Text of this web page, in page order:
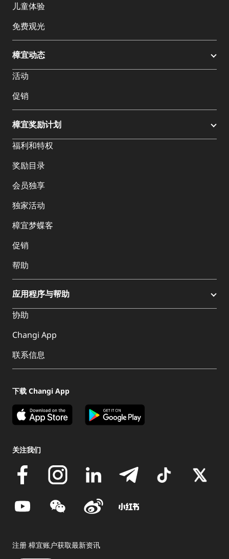
儿童体验
免费观光
樟宜动态
活动
促销
樟宜奖励计划
福利和特权
奖励目录
会员独享
独家活动
樟宜梦蝶客
促销
帮助
应用程序与帮助
协助
Changi App
联系信息
下载 Changi App
关注我们
注册 樟宜账户获取最新资讯